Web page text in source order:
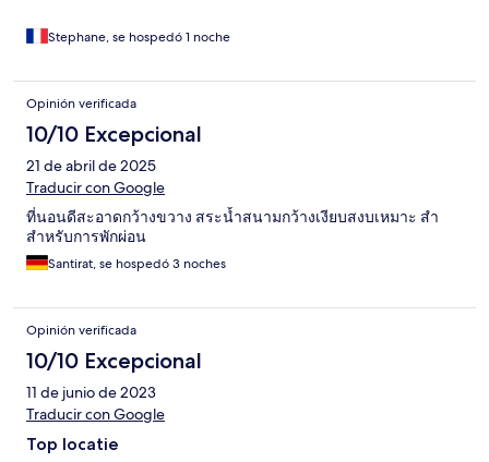
Stephane, se hospedó 1 noche
Opinión verificada
10/10 Excepcional
21 de abril de 2025
Traducir con Google
ที่นอนดีสะอาดกว้างขวาง สระน้ำสนามกว้างเงียบสงบเหมาะ สำ
สำหรับการพักผ่อน
Santirat, se hospedó 3 noches
Opinión verificada
10/10 Excepcional
11 de junio de 2023
Traducir con Google
Top locatie